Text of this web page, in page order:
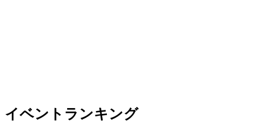
イベントランキング